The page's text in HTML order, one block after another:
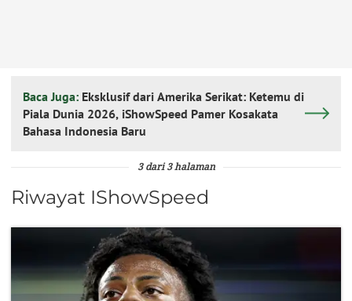
Baca Juga: Eksklusif dari Amerika Serikat: Ketemu di
Piala Dunia 2026, iShowSpeed Pamer Kosakata
Bahasa Indonesia Baru
3 dari 3 halaman
Riwayat IShowSpeed